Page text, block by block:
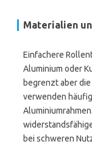
Materialien
Einfachere
Aluminium oder
begrenzt aber
verwenden
bei schweren